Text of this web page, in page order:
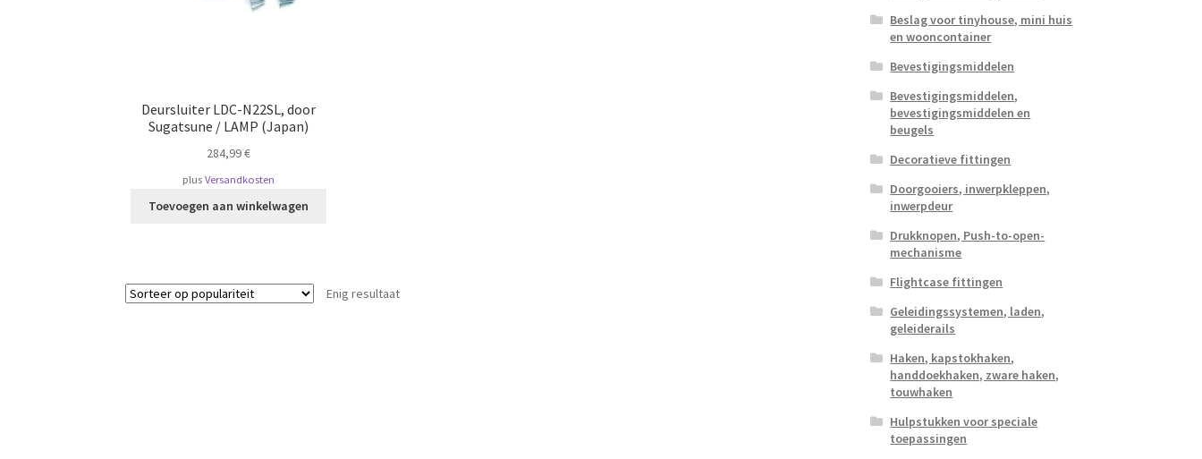
Deursluiter LDC-N22SL, door
Sugatsune / LAMP (Japan)
284,99€
plusVersandkosten
Toevoegen aan winkelwagen
Enig resultaat
Beslag voor tinyhouse, mini huis
en wooncontainer
Bevestigingsmiddelen
Bevestigingsmiddelen,
bevestigingsmiddelen en
beugels
Decoratieve fittingen
Doorgooiers, inwerpkleppen,
inwerpdeur
Drukknopen, Push-to-open-
mechanisme
Flightcase fittingen
Geleidingssystemen, laden,
geleiderails
Haken, kapstokhaken,
handdoekhaken, zware haken,
touwhaken
Hulpstukken voor speciale
toepassingen